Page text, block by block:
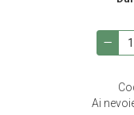
Microfoane wireless si
Studio si inregistrari
Ai